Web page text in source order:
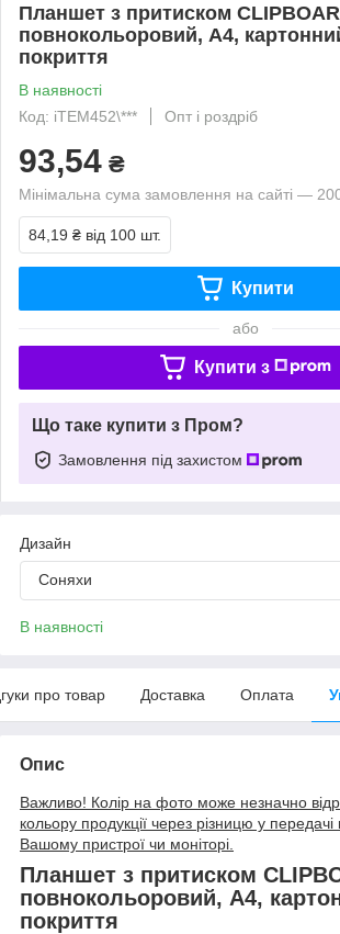
Планшет з притиском
повнокольоровий, А4,
покриття
В наявності
Код: iTEM452\***
Опт і роздріб
93,54 ₴
Мінімальна сума замовлення на сайті —
84,19 ₴ від 100 шт.
Купити
або
Купити з
Що таке купити з Пром?
Замовлення під захистом
Дизайн
Соняхи
В наявності
про товар Доставка Оплата
Опис
Важливо! Колір на фото може незначно
кольору продукції через різницю у передачі
Вашому пристрої чи моніторі.
Планшет з притиском
повнокольоровий, А4,
покриття